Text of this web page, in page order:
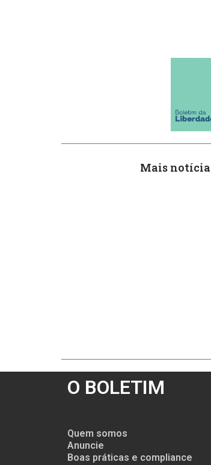
Mais
O BOLETIM
Quem somos
Anuncie
Boas práticas e compliance